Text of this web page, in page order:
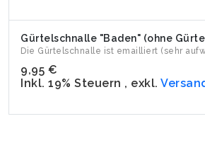
Gürtelschnalle "Baden" (ohne
Die Gürtelschnalle ist emailliert (sehr
9,95 €
Inkl. 19% Steuern , exkl.